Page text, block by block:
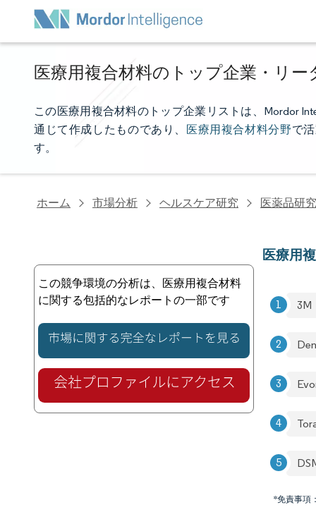
医療用複合材料のトップ企業・リ
この医療用複合材料のトップ企業リストは、Mordor
通じて作成したものであり、 医療用複合材料分野で
す。
ホーム 市場分析 ヘルスケア研究 医薬品研究
この競争環境の分析は、医療用複合材料
に関する包括的なレポートの一部です
医療用
3M
*免責事項